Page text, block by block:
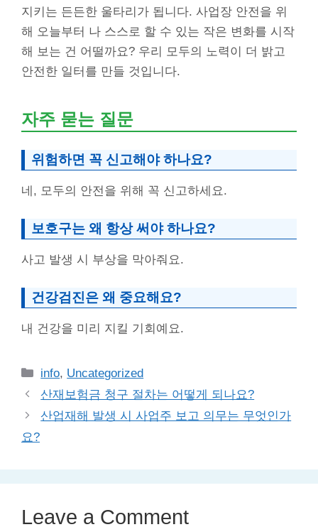
지키는 든든한 울타리가 됩니다. 사업장 안전을 위
해 오늘부터 나 스스로 할 수 있는 작은 변화를 시작
해 보는 건 어떨까요? 우리 모두의 노력이 더 밝고
안전한 일터를 만들 것입니다.
자주 묻는 질문
위험하면 꼭 신고해야 하나요?
네, 모두의 안전을 위해 꼭 신고하세요.
보호구는 왜 항상 써야 하나요?
사고 발생 시 부상을 막아줘요.
건강검진은 왜 중요해요?
내 건강을 미리 지킬 기회예요.
Categories
info, Uncategorized
산재보험금 청구 절차는 어떻게 되나요?
산업재해 발생 시 사업주 보고 의무는 무엇인가
요?
Leave a Comment